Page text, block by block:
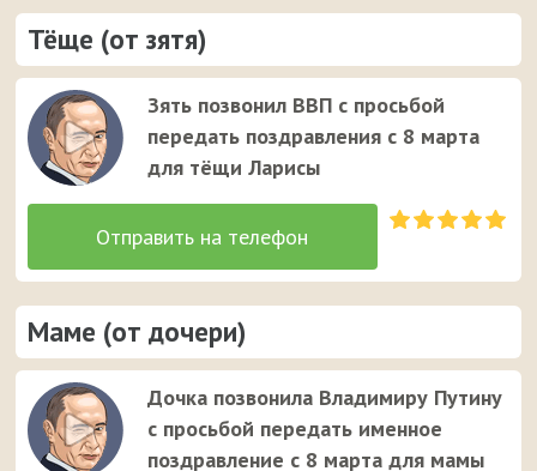
Тёще (от зятя)
Зять позвонил ВВП с просьбой
передать поздравления с 8 марта
для тёщи Ларисы
Маме (от дочери)
Дочка позвонила Владимиру Путину
с просьбой передать именное
поздравление с 8 марта для мамы